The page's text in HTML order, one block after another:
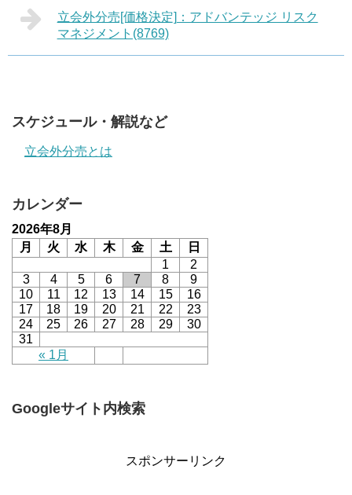
立会外分売[価格決定]：アドバンテッジ リスク
マネジメント(8769)
スケジュール・解説など
立会外分売とは
カレンダー
2026年8月
月
火 水 木 金 土 日
« 1月
1
2
3
4 5 6 7 8
9
10
11 12 13 14 15
16
17
18 19 20 21 22
23
24
25 26 27 28 29
30
31
Googleサイト内検索
スポンサーリンク